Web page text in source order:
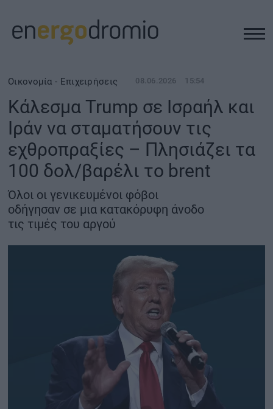
ΥΠΟΔΟΜΕΣ
REAL ESTATE
ΠΕΡΙΒΑΛΛΟΝ
ΕΝΕΡΓΕΙΑ
ΜΕΤΑΦΟΡΕΣ - ΗΛΕΚΤΡΟΚΙΝΗΣΗ
ΨΗΦΙΑΚΟΣ ΚΟΣΜΟΣ
ΟΙΚΟΝΟΜΙΑ - ΕΠΙΧΕΙΡΗΣΕΙΣ
MY PROPERTY
ΚΑΡΑΜΠΟΛΕΣ
Οικονομία - Επιχειρήσεις 08.06.2026 15:54
Κάλεσμα Trump σε Ισραήλ και
Ιράν να σταματήσουν τις
εχθροπραξίες – Πλησιάζει τα
100 δολ/βαρέλι το brent
Όλοι οι γενικευμένοι φόβοι
οδήγησαν σε μια κατακόρυφη άνοδο
τις τιμές του αργού